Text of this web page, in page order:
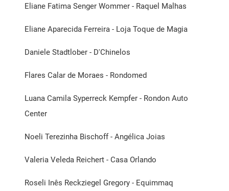
Eliane Fatima Senger Wommer - Raquel Malhas
Eliane Aparecida Ferreira - Loja Toque de Magia
Daniele Stadtlober - D'Chinelos
Flares Calar de Moraes - Rondomed
Luana Camila Syperreck Kempfer - Rondon Auto
Center
Noeli Terezinha Bischoff - Angélica Joias
Valeria Veleda Reichert - Casa Orlando
Roseli Inês Reckziegel Gregory - Equimmaq